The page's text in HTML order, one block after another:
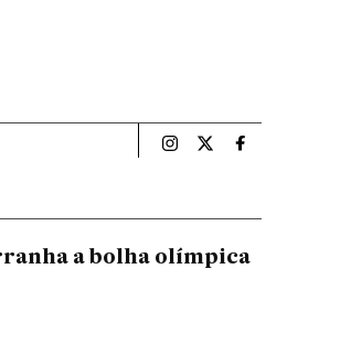
Esportes El País Brasil
Esportes El País
Esportes El
a bolha olímpica